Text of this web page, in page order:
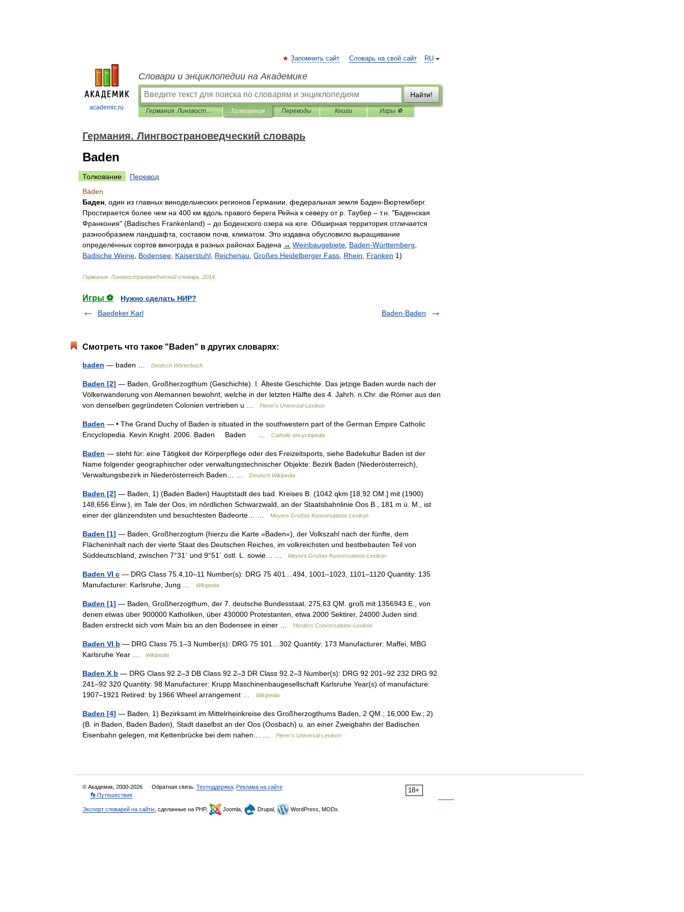
academic.ru
RU
Запомнить сайт Словарь на свой сайт
Словари и энциклопедии на Академике
Найти!
Германия. Лингвострановедческий словарь Толкования Переводы Книги Игры ⚽
Германия. Лингвострановедческий словарь
Baden
Толкование
Перевод
Baden
Баден один из главных винодельческих регионов Германии федеральная земля Баден-Вюртемберг.
Простирается более чем на 400 км вдоль правого берега Рейна к северу от р Таубер – т.н . "Баденская
Франкония" (Badisches Frankenland) – до Боденского озера на юге Обширная территория отличается
разнообразием ландшафта составом почв климатом Это издавна обусловило выращивание
определённых сортов винограда в разных районах Бадена → Weinbaugebiete Baden-Württemberg
Badische Weine Bodensee Kaiserstuhl Reichenau Großes Heidelberger Fass Rhein Franken 1)
Германия Лингвострановедческий словарь 2014
Игры ⚽
Нужно сделать НИР?
Baedeker Karl
Baden-Baden
Смотреть что такое "Baden" в других словарях:
baden — baden … Deutsch Wörterbuch
Baden [2] — Baden, Großherzogthum (Geschichte). I. Älteste Geschichte. Das jetzige Baden wurde nach der
Völkerwanderung von Alemannen bewohnt, welche in der letzten Hälfte des 4. Jahrh. n.Chr. die Römer aus den
von denselben gegründeten Colonien vertrieben u …
Pierer's Universal-Lexikon
Baden — • The Grand Duchy of Baden is situated in the southwestern part of the German Empire Catholic
Encyclopedia. Kevin Knight. 2006. Baden Baden …
Catholic encyclopedia
Baden — steht für: eine Tätigkeit der Körperpflege oder des Freizeitsports, siehe Badekultur Baden ist der
Name folgender geographischer oder verwaltungstechnischer Objekte: Bezirk Baden (Niederösterreich),
Verwaltungsbezirk in Niederösterreich Baden… …
Deutsch Wikipedia
Baden [2] — Baden, 1) (Baden Baden) Hauptstadt des bad. Kreises B. (1042 qkm [18,92 OM.] mit (1900)
148,656 Einw.), im Tale der Oos, im nördlichen Schwarzwald, an der Staatsbahnlinie Oos B., 181 m ü. M., ist
einer der glänzendsten und besuchtesten Badeorte… …
Meyers Großes Konversations-Lexikon
Baden [1] — Baden, Großherzogtum (hierzu die Karte »Baden«), der Volkszahl nach der fünfte, dem
Flächeninhalt nach der vierte Staat des Deutschen Reiches, im volkreichsten und bestbebauten Teil von
Süddeutschland, zwischen 7°31´ und 9°51´ östl. L. sowie… …
Meyers Großes Konversations-Lexikon
Baden VI c — DRG Class 75.4,10–11 Number(s): DRG 75 401…494, 1001–1023, 1101–1120 Quantity: 135
Manufacturer: Karlsruhe, Jung …
Wikipedia
Baden [1] — Baden, Großherzogthum, der 7. deutsche Bundesstaat, 275,63 QM. groß mit 1356943 E., von
denen etwas über 900000 Katholiken, über 430000 Protestanten, etwa 2000 Sektirer, 24000 Juden sind.
Baden erstreckt sich vom Main bis an den Bodensee in einer …
Herders Conversations-Lexikon
Baden VI b — DRG Class 75.1–3 Number(s): DRG 75 101…302 Quantity: 173 Manufacturer: Maffei, MBG
Karlsruhe Year …
Wikipedia
Baden X b — DRG Class 92.2–3 DB Class 92.2–3 DR Class 92.2–3 Number(s): DRG 92 201–92 232 DRG 92
241–92 320 Quantity: 98 Manufacturer: Krupp Maschinenbaugesellschaft Karlsruhe Year(s) of manufacture:
1907–1921 Retired: by 1966 Wheel arrangement …
Wikipedia
Baden [4] — Baden, 1) Bezirksamt im Mittelrheinkreise des Großherzogthums Baden, 2 QM.; 16,000 Ew.; 2)
(B. in Baden, Baden Baden), Stadt daselbst an der Oos (Oosbach) u. an einer Zweigbahn der Badischen
Eisenbahn gelegen, mit Kettenbrücke bei dem nahen… …
Pierer's Universal-Lexikon
18+
© Академик, 2000-2026 Обратная связь: Техподдержка Реклама на сайте
👣 Путешествия
Экспорт словарей на сайты , сделанные на PHP, Joomla, Drupal, WordPress, MODx.